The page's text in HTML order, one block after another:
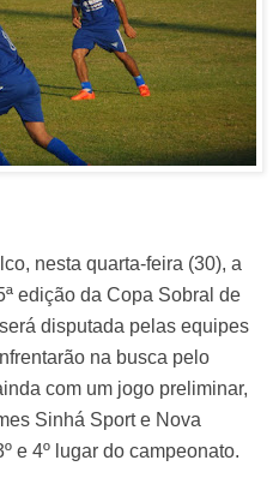
nesta quarta-feira (30), a
edição da Copa Sobral de
disputada pelas equipes
na busca pelo
com um jogo preliminar,
Sinhá Sport e Nova
e 4º lugar do campeonato.